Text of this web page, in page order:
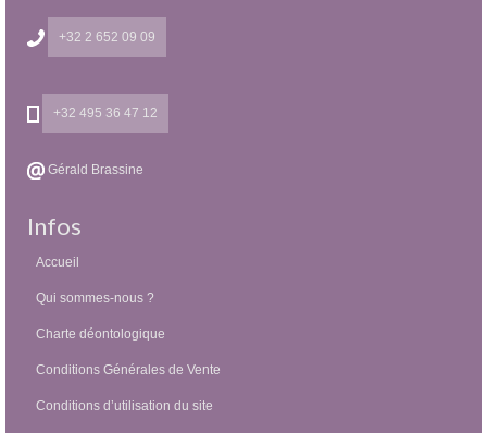
+32 2 652 09 09
+32 495 36 47 12
Gérald Brassine
Infos
Accueil
Qui sommes-nous ?
Charte déontologique
Conditions Générales de Vente
Conditions d’utilisation du site